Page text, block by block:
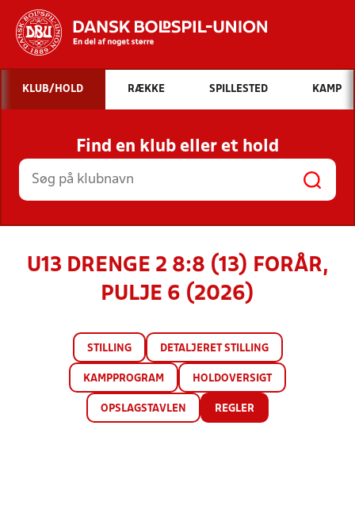
Hvad vil du søge efter?
INDHOLD OG NYHEDER
STILLINGER, RESULTATER, KLUBBER OG
HOLD
KLUB/HOLD RÆKKE SPILLESTED KAMP
Find en klub eller et hold
U13 DRENGE 2 8:8 (13) FORÅR,
PULJE 6 (2026)
STILLING DETALJERET STILLING
KAMPPROGRAM HOLDOVERSIGT
OPSLAGSTAVLEN REGLER